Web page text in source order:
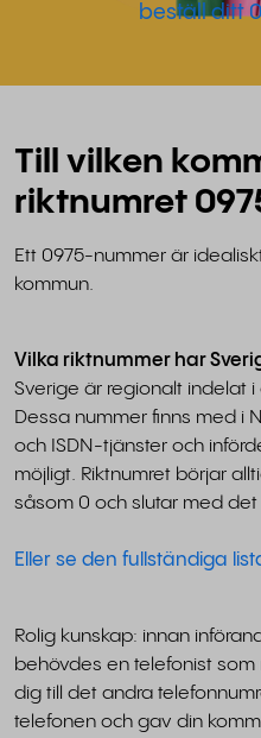
beställ ditt
Till vilken
riktnumret
Ett 0975-nummer är
kommun.
Vilka riktnummer har
Sverige är regionalt indelat
Dessa nummer finns med i
och ISDN-tjänster och
möjligt. Riktnumret börjar
såsom 0 och slutar med det
Eller se den fullständiga
Rolig kunskap: innan
behövdes en telefonist
dig till det andra
telefonen och gav din